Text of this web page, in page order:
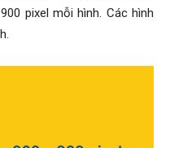
pixel mỗi hình. Các hình